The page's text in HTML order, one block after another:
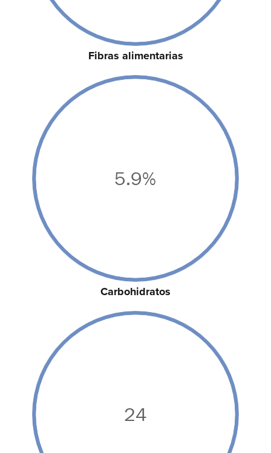
Fibras alimentarias
5.9%
Carbohidratos
24